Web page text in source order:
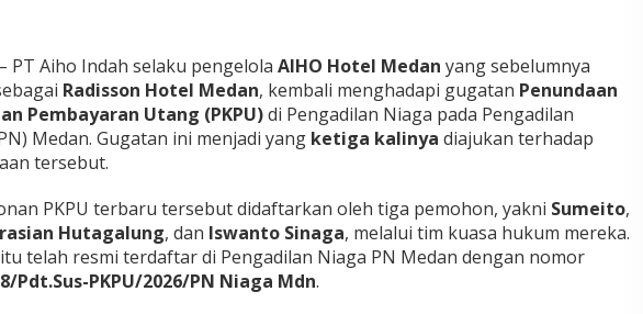
d
a
n
K
e
m
i
D
i
– PT Aiho Indah selaku pengelola AIHO Hotel Medan yang sebelumnya
Radisson Hotel Medan, kembali menghadapi gugatan Penundaan
Pembayaran Utang (PKPU)di Pengadilan Niaga pada Pengadilan
Medan. Gugatan ini menjadi yang ketiga kalinya diajukan terhadap
tersebut.
PKPU terbaru tersebut didaftarkan oleh tiga pemohon, yakni Sumeito,
Hutagalung, dan Iswanto Sinaga, melalui tim kuasa hukum mereka.
telah resmi terdaftar di Pengadilan Niaga PN Medan dengan nomor
8/Pdt.Sus-PKPU/2026/PN Niaga Mdn.